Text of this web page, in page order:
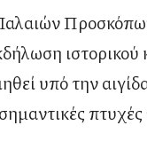
ιστορικού
υπό την
σημαντικές